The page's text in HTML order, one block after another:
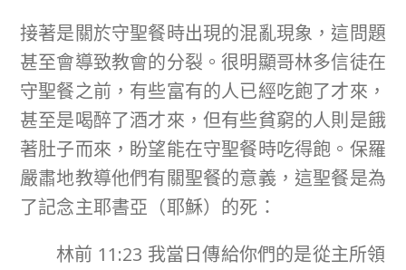
接著是關於守聖餐時出現的混亂現象，這問題
甚至會導致教會的分裂。很明顯哥林多信徒在
守聖餐之前，有些富有的人已經吃飽了才來，
甚至是喝醉了酒才來，但有些貧窮的人則是餓
著肚子而來，盼望能在守聖餐時吃得飽。保羅
嚴肅地教導他們有關聖餐的意義，這聖餐是為
了記念主耶書亞（耶穌）的死：
林前 11:23 我當日傳給你們的是從主所領